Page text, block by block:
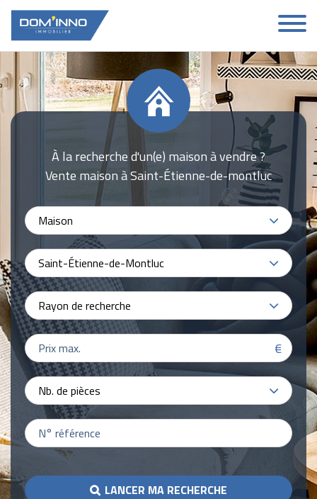
À la recherche d'un(e) maison à vendre ?
Vente maison à Saint-Étienne-de-montluc
Maison
Saint-Étienne-de-Montluc
Rayon de recherche
€
Nb. de pièces
LANCER MA RECHERCHE